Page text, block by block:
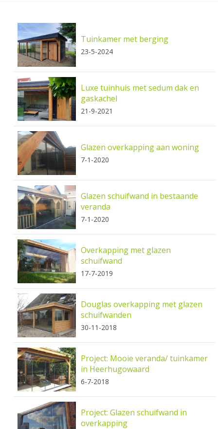
Tuinkamer met berging
23-5-2024
Luxe tuinhuis met sedum dak en
gaskachel
21-9-2021
Glazen overkapping aan woning
7-1-2020
Glazen schuifwand in bestaande
veranda
7-1-2020
Overkapping met glazen
schuifwand
17-7-2019
Douglas overkapping met glazen
schuifwanden
30-11-2018
Project: Mooie veranda/ tuinkamer
in Heerhugowaard
6-7-2018
Project: Glazen schuifwand in
overkapping